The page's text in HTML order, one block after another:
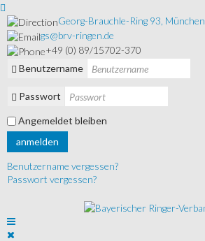
Georg-Brauchle-Ring 93, München
gs@brv-ringen.de
+49 (0) 89/15702-370
Benutzername
Passwort
Angemeldet bleiben
anmelden
Benutzername vergessen?
Passwort vergessen?